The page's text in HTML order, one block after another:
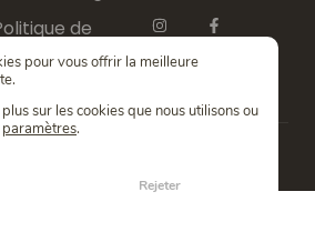
de
pour vous offrir la meilleure
sur les cookies que nous utilisons ou
paramètres.
Rejeter